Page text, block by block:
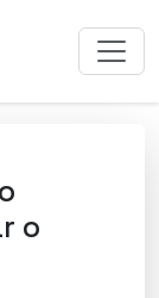
o